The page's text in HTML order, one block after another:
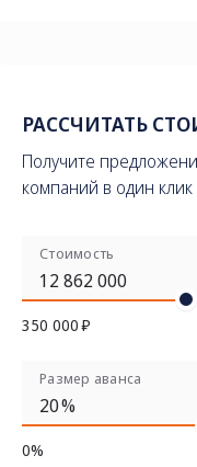
РАССЧИТАТЬ
Получите
компаний в один клик
Стоимость
350 000 ₽
Размер аванса
%
0%